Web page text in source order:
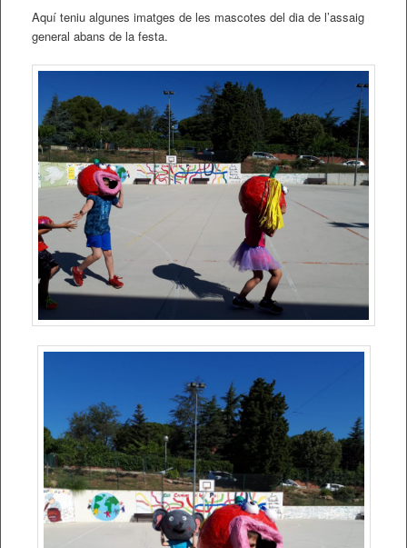
Aquí teniu algunes imatges de les mascotes del dia de l’assaig
general abans de la festa.